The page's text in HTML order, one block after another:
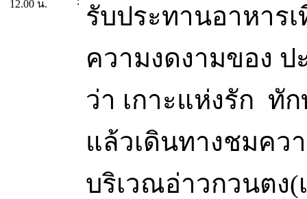
12.00 น.
รับประทานอาหาร
ความงดงามของ
ว่า เกาะแห่งรัก ทั
แล้วเดินทางชมคว
บริเวณอ่าวกวนตง(